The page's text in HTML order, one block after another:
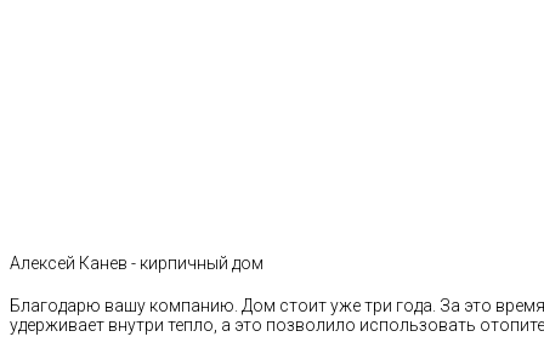
Алексей Канев - кирпичный дом
Благодарю вашу компанию. Дом стоит уже три года. За это
удерживает внутри тепло, а это позволило использовать